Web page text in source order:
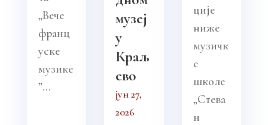
„Вече
франц
уске
музике
”...
музеј
у
Краљ
ево
јун 27,
2026
ције
ниже
музичк
е
школе
„Стева
н